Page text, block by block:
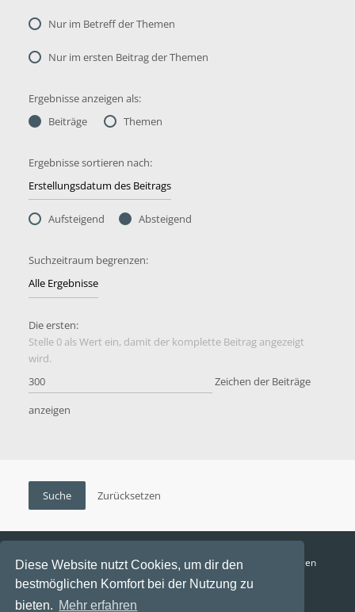
Diese Website nutzt Cookies, um dir den
bestmöglichen Komfort bei der Nutzung zu
bieten. Mehr erfahren
Nur im Betreff der Themen
Nur im ersten Beitrag der Themen
Ergebnisse anzeigen als:
Beiträge
Themen
Ergebnisse sortieren nach:
Aufsteigend Absteigend
Suchzeitraum begrenzen:
Die ersten:
Stelle 0 als Wert ein, damit der komplette Beitrag angezeigt
wird.
Zeichen der Beiträge
anzeigen
Funga Austria FAQ Datenschutz
Nutzungsbedingungen
Alle Zeiten sind UTC+02:00
Aktuelle Zeit: 8. August 2026, 03:45